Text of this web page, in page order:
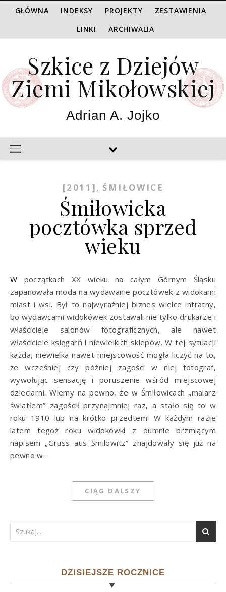
GŁÓWNA INDEKSY PROJEKTY
ZESTAWIENIA
LINKI
ARCHIWALIA
Szkice z Dziejów
Ziemi Mikołowskiej
Adrian A. Jojko
[2011] , ŚMIŁOWICE
Śmiłowicka
pocztówka sprzed
wieku
W początkach XX wieku na całym Górnym Śląsku
zapanowała moda na wydawanie pocztówek z widokami
miast i wsi. Był to najwyraźniej biznes wielce intratny,
bo wydawcami widokówek zostawali nie tylko drukarze i
właściciele salonów fotograficznych, ale nawet
właściciele księgarń i niewielkich sklepów. W tej sytuacji
każda, niewielka nawet miejscowość mogła liczyć na to,
że wcześniej czy później zagości w niej fotograf,
wywołując sensację i poruszenie wśród miejscowej
dzieciarni. Wiemy na pewno, że w Śmiłowicach „malarz
światłem” zagościł przynajmniej raz, a stało się to w
roku 1910 lub na krótko przedtem. W każdym razie
latem tegoż roku widokówki z dumnie brzmiącym
napisem „Gruss aus Smilowitz” znajdowały się już na
pewno w…
CIĄG DALSZY
DZISIEJSZE ROCZNICE